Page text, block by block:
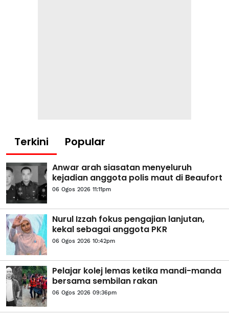
Terkini Popular
Anwar arah siasatan menyeluruh
kejadian anggota polis maut di Beaufort
06 Ogos 2026 11:11pm
Nurul Izzah fokus pengajian lanjutan,
kekal sebagai anggota PKR
06 Ogos 2026 10:42pm
Pelajar kolej lemas ketika mandi-manda
bersama sembilan rakan
06 Ogos 2026 09:36pm